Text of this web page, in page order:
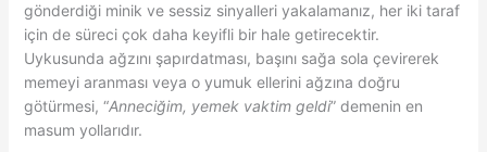
gönderdiği minik ve sessiz sinyalleri yakalamanız, her iki taraf
için de süreci çok daha keyifli bir hale getirecektir.
Uykusunda ağzını şapırdatması, başını sağa sola çevirerek
memeyi aranması veya o yumuk ellerini ağzına doğru
götürmesi, “Anneciğim, yemek vaktim geldi” demenin en
masum yollarıdır.